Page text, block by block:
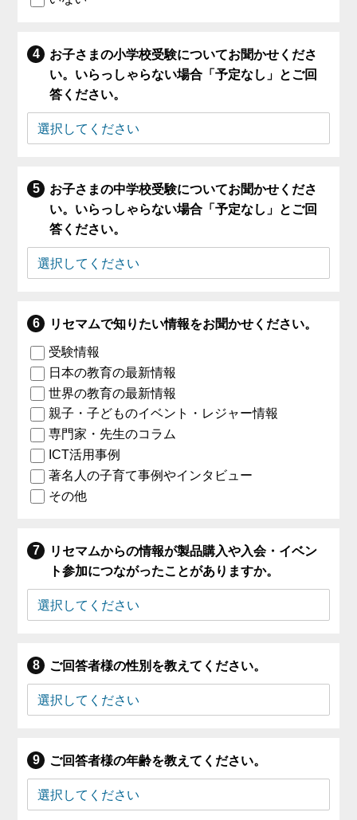
お子さまの小学校受験についてお聞かせくださ
い。いらっしゃらない場合「予定なし」とご回
答ください。
お子さまの中学校受験についてお聞かせくださ
い。いらっしゃらない場合「予定なし」とご回
答ください。
リセマムで知りたい情報をお聞かせください。
受験情報
日本の教育の最新情報
世界の教育の最新情報
親子・子どものイベント・レジャー情報
専門家・先生のコラム
ICT活用事例
著名人の子育て事例やインタビュー
その他
リセマムからの情報が製品購入や入会・イベン
ト参加につながったことがありますか。
ご回答者様の性別を教えてください。
ご回答者様の年齢を教えてください。